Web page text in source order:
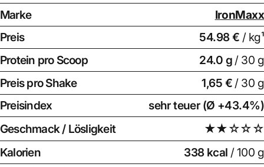
Marke
IronMaxx
Preis
54.98 € / kg¹
Protein pro Scoop
24.0 g / 30 g
Preis pro Shake
1,65 € / 30 g
Preisindex
sehr teuer (Ø +43.4%)
Geschmack / Lösligkeit
★★☆☆☆
Kalorien
338 kcal / 100 g